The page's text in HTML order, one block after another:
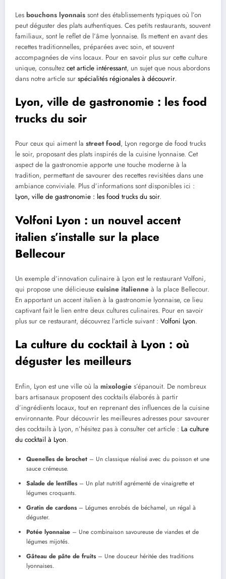
Les bouchons lyonnais sont des établissements typiques où l’on
peut déguster des plats authentiques. Ces petits restaurants, souvent
familiaux, sont le reflet de l’âme lyonnaise. Ils mettent en avant des
recettes traditionnelles, préparées avec soin, et souvent
accompagnées de vins locaux. Pour en savoir plus sur cette culture
unique, consultez cet article intéressant, un sujet que nous abordons
dans notre article sur spécialités régionales à découvrir.
Lyon, ville de gastronomie : les food
trucks du soir
Pour ceux qui aiment la street food, Lyon regorge de food trucks
le soir, proposant des plats inspirés de la cuisine lyonnaise. Cet
aspect de la gastronomie apporte une touche moderne à la
tradition, permettant de savourer des recettes revisitées dans une
ambiance conviviale. Plus d’informations sont disponibles ici :
Lyon, ville de gastronomie : les food trucks du soir.
Volfoni Lyon : un nouvel accent
italien s’installe sur la place
Bellecour
Un exemple d’innovation culinaire à Lyon est le restaurant Volfoni,
qui propose une délicieuse cuisine italienne à la place Bellecour.
En apportant un accent italien à la gastronomie lyonnaise, ce lieu
captivant fait le lien entre deux cultures culinaires. Pour en savoir
plus sur ce restaurant, découvrez l’article suivant : Volfoni Lyon.
La culture du cocktail à Lyon : où
déguster les meilleurs
Enfin, Lyon est une ville où la mixologie s’épanouit. De nombreux
bars artisanaux proposent des cocktails élaborés à partir
d’ingrédients locaux, tout en reprenant des influences de la cuisine
environnante. Pour découvrir les meilleures adresses pour savourer
des cocktails à Lyon, n’hésitez pas à consulter cet article : La culture
du cocktail à Lyon.
Quenelles de brochet – Un classique réalisé avec du poisson et une
sauce crémeuse.
Salade de lentilles– Un plat nutritif agrémenté de vinaigrette et
légumes croquants.
Gratin de cardons– Légumes enrobés de béchamel, un régal à
déguster.
Potée lyonnaise – Une combinaison savoureuse de viandes et de
légumes mijotés.
Gâteau de pâte de fruits– Une douceur héritée des traditions
lyonnaises.